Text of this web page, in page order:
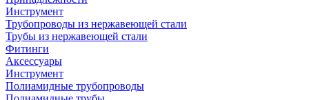
Инструмент
Трубопроводы из нержавеющей стали
Трубы из нержавеющей стали
Фитинги
Аксессуары
Инструмент
Полиамидные трубопроводы